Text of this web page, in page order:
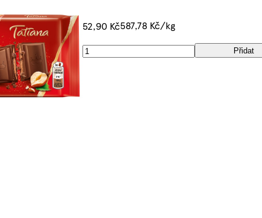
52,90 Kč587,78 Kč/kg
Přidat